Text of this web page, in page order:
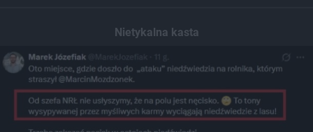
Nietykalna kasta